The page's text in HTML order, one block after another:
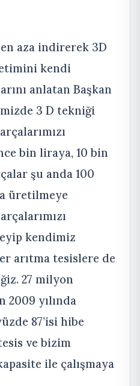
aza indirerek 3D
kendi
anlatan Başkan
3 D tekniği
bin liraya, 10 bin
şu anda 100
üretilmeye
kendimiz
arıtma tesislere de
27 milyon
2009 yılında
87’isi hibe
ve bizim
ile çalışmaya